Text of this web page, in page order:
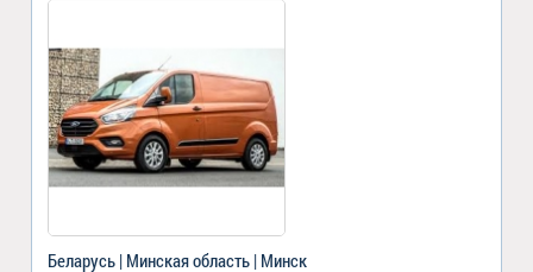
Беларусь | Минская область | Минск